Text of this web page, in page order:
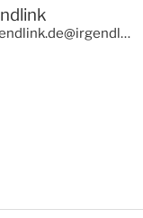
@irgendlink.de@irgendlink.de